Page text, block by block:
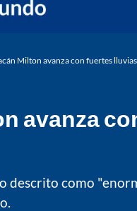
Milton avanza con fuertes
avanza
descrito como